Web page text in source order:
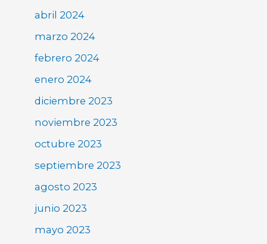
abril 2024
marzo 2024
febrero 2024
enero 2024
diciembre 2023
noviembre 2023
octubre 2023
septiembre 2023
agosto 2023
junio 2023
mayo 2023